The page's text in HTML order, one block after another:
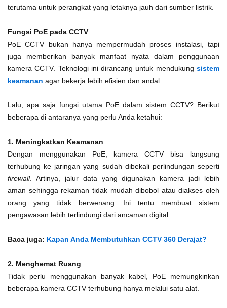
terutama untuk perangkat yang letaknya jauh dari sumber listrik.
Fungsi PoE pada CCTV
PoE CCTV bukan hanya mempermudah proses instalasi, tapi
juga memberikan banyak manfaat nyata dalam penggunaan
kamera CCTV. Teknologi ini dirancang untuk mendukung sistem
keamanan agar bekerja lebih efisien dan andal.
Lalu, apa saja fungsi utama PoE dalam sistem CCTV? Berikut
beberapa di antaranya yang perlu Anda ketahui:
1. Meningkatkan Keamanan
Dengan menggunakan PoE, kamera CCTV bisa langsung
terhubung ke jaringan yang sudah dibekali perlindungan seperti
firewall. Artinya, jalur data yang digunakan kamera jadi lebih
aman sehingga rekaman tidak mudah dibobol atau diakses oleh
orang yang tidak berwenang. Ini tentu membuat sistem
pengawasan lebih terlindungi dari ancaman digital.
Baca juga: Kapan Anda Membutuhkan CCTV 360 Derajat?
2. Menghemat Ruang
Tidak perlu menggunakan banyak kabel, PoE memungkinkan
beberapa kamera CCTV terhubung hanya melalui satu alat.